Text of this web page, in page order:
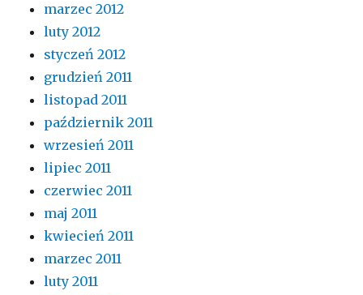
marzec 2012
luty 2012
styczeń 2012
grudzień 2011
listopad 2011
październik 2011
wrzesień 2011
lipiec 2011
czerwiec 2011
maj 2011
kwiecień 2011
marzec 2011
luty 2011